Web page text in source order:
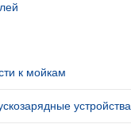
к мойкам
устройства